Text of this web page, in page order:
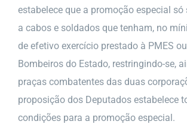
estabelece que a promoção especial só
a cabos e soldados que tenham, no
de efetivo exercício prestado à PMES
Bombeiros do Estado, restringindo-se,
praças combatentes das duas
proposição dos Deputados estabelece
condições para a promoção especial.